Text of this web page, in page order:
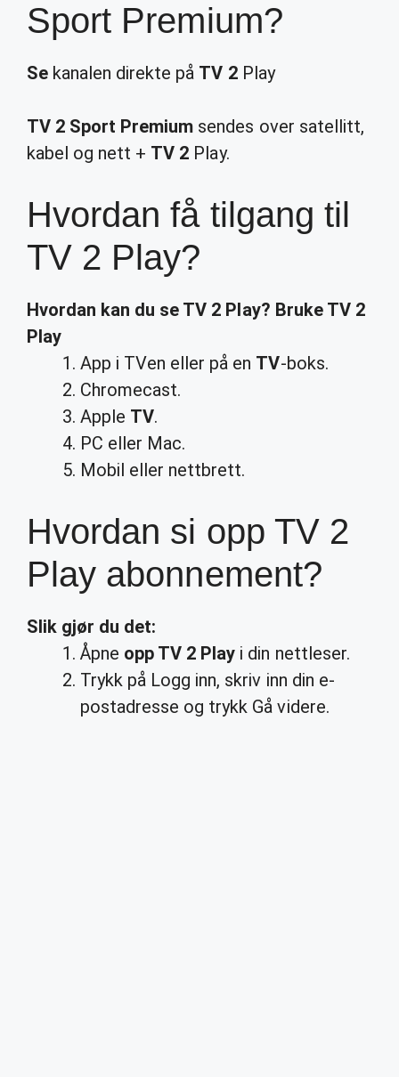
Sport Premium?
Se kanalen direkte på TV 2Play
TV 2 Sport Premium sendes over satellitt,
kabel og nett + TV 2 Play.
Hvordan få tilgang til
TV 2 Play?
Hvordan kan du se TV 2 Play? Bruke TV 2
Play
App i TVen eller på en TV-boks.
Chromecast.
Apple TV.
PC eller Mac.
Mobil eller nettbrett.
Hvordan si opp TV 2
Play abonnement?
Slik gjør du det:
Åpne opp TV 2 Play i din nettleser.
Trykk på Logg inn, skriv inn din e-
postadresse og trykk Gå videre.